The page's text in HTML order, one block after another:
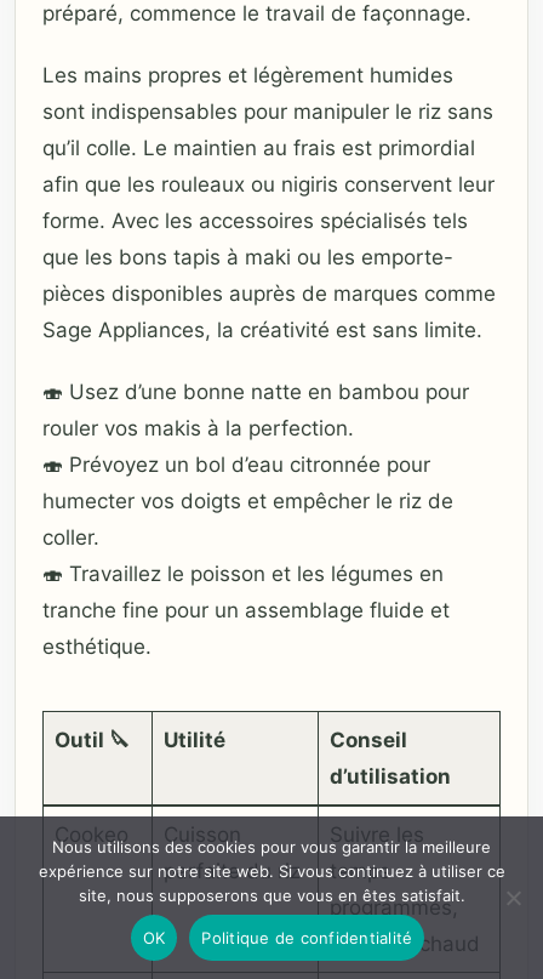
préparé, commence le travail de façonnage.
Les mains propres et légèrement humides
sont indispensables pour manipuler le riz sans
qu’il colle. Le maintien au frais est primordial
afin que les rouleaux ou nigiris conservent leur
forme. Avec les accessoires spécialisés tels
que les bons tapis à maki ou les emporte-
pièces disponibles auprès de marques comme
Sage Appliances, la créativité est sans limite.
🍣 Usez d’une bonne natte en bambou pour
rouler vos makis à la perfection.
🍣 Prévoyez un bol d’eau citronnée pour
humecter vos doigts et empêcher le riz de
coller.
🍣 Travaillez le poisson et les légumes en
tranche fine pour un assemblage fluide et
esthétique.
Outil 🔪 Utilité
Conseil
d’utilisation
Cookeo
Cuisson
parfaite du riz
Suivre les
temps
programmés,
maintien chaud
Nous utilisons des cookies pour vous garantir la meilleure
expérience sur notre site web. Si vous continuez à utiliser ce
site, nous supposerons que vous en êtes satisfait.
OK Politique de confidentialité